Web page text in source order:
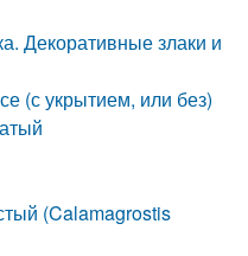
Декоративные злаки и
(с укрытием, или без)
(Calamagrostis